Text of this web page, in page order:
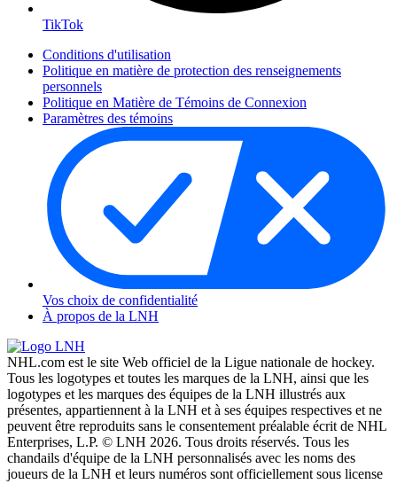
TikTok
Conditions d'utilisation
Politique en matière de protection des renseignements
personnels
Politique en Matière de Témoins de Connexion
Paramètres des témoins
Vos choix de confidentialité
À propos de la LNH
NHL.com est le site Web officiel de la Ligue nationale de hockey.
Tous les logotypes et toutes les marques de la LNH, ainsi que les
logotypes et les marques des équipes de la LNH illustrés aux
présentes, appartiennent à la LNH et à ses équipes respectives et ne
peuvent être reproduits sans le consentement préalable écrit de NHL
Enterprises, L.P. © LNH 2026. Tous droits réservés. Tous les
chandails d'équipe de la LNH personnalisés avec les noms des
joueurs de la LNH et leurs numéros sont officiellement sous license